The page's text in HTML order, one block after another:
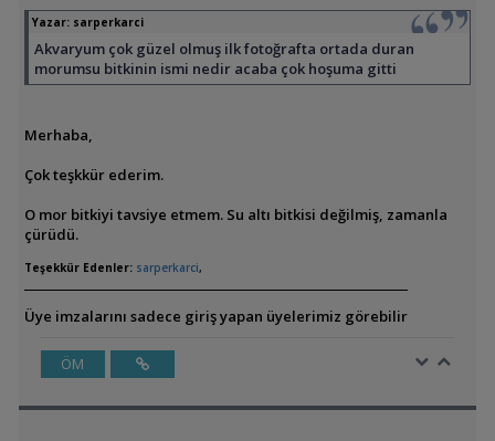
Yazar: sarperkarci
Akvaryum çok güzel olmuş ilk fotoğrafta ortada duran
morumsu bitkinin ismi nedir acaba çok hoşuma gitti
Merhaba,
Çok teşkkür ederim.
O mor bitkiyi tavsiye etmem. Su altı bitkisi değilmiş, zamanla
çürüdü.
Teşekkür Edenler: sarperkarci,
Üye imzalarını sadece giriş yapan üyelerimiz görebilir
ÖM